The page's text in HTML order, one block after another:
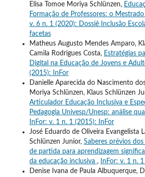
Elisa Tomoe Moriya Schlünzen,
Formação de Professores: o Mestrado
v. 6 n. 1 (2020): Dossiê Inclusão
facetas
Matheus Augusto Mendes Amparo,
Camila Rodrigues Costa, Estratégias
Digital na Educação de Jovens e
(2015): InFor
Danielle Aparecida do Nascimento
Moriya Schlünzen, Klaus Schlünzen
Articulador Educação Inclusiva e
Pedagogia Univesp/Unesp: análise
InFor: v. 1 n. 1 (2015): InFor
José Eduardo de Oliveira Evangelista
Schlünzen Junior, Saberes prévios
de partida para aprendizagem
da educação inclusiva ,
InFor: v. 1 n.
Denise Ivana de Paula Albuquerque,